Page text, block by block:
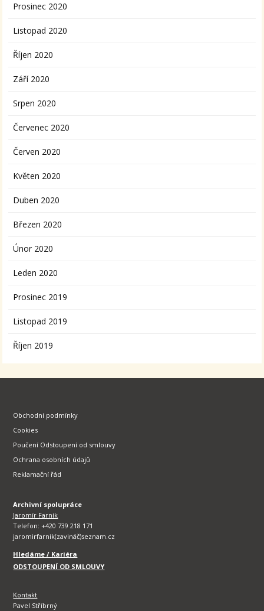
Prosinec 2020
Listopad 2020
Říjen 2020
Září 2020
Srpen 2020
Červenec 2020
Červen 2020
Květen 2020
Duben 2020
Březen 2020
Únor 2020
Leden 2020
Prosinec 2019
Listopad 2019
Říjen 2019
Obchodní podmínky
Cookies
Poučení Odstoupení od smlouvy
Ochrana osobních údajů
Reklamační řád
Archivní spolupráce
Jaromír Farník
Telefon: +420 739 218 171
jaromirfarnik(zavináč)seznam.cz
Hledáme / Kariéra
ODSTOUPENÍ OD SMLOUVY
Kontakt
Pavel Stříbrný